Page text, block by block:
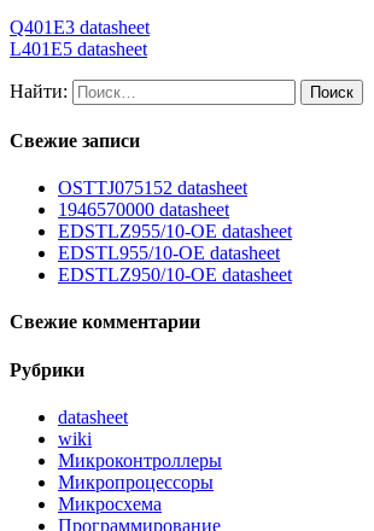
Q401E3 datasheet
L401E5 datasheet
Найти:
Свежие записи
OSTTJ075152 datasheet
1946570000 datasheet
EDSTLZ955/10-OE datasheet
EDSTL955/10-OE datasheet
EDSTLZ950/10-OE datasheet
Свежие комментарии
Рубрики
datasheet
wiki
Микроконтроллеры
Микропроцессоры
Микросхема
Программирование